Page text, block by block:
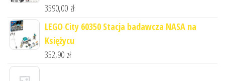
3590,00 zł
LEGO City 60350 Stacja badawcza NASA na
Księżycu
352,90 zł